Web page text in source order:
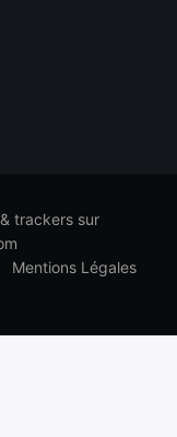
trackers sur
Mentions Légales